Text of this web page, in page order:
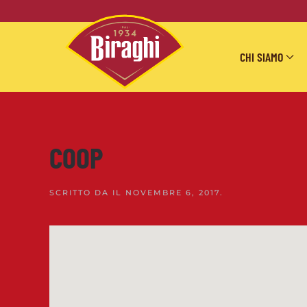
Skip to main content
CHI SIAMO
COOP
SCRITTO DA IL NOVEMBRE 6, 2017.